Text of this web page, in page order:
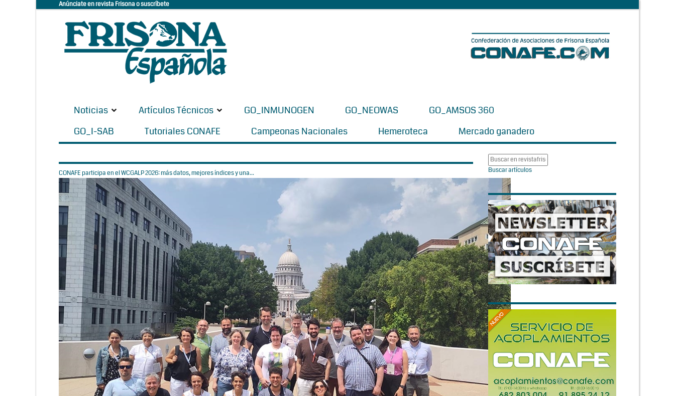
Anúnciate en revista Frisona o suscríbete
Noticias Artículos Técnicos GO_INMUNOGEN GO_NEOWAS
GO_AMSOS 360
GO_I-SAB
Tutoriales CONAFE Campeonas Nacionales Hemeroteca Mercado ganadero
CONAFE participa en el WCGALP 2026: más datos, mejores índices y una... Buscar artículos